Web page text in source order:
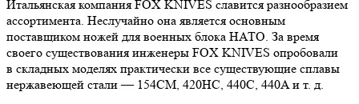
Итальянская компания FOX KNIVES славится разнообразием
ассортимента. Неслучайно она является основным
поставщиком ножей для военных блока НАТО. За время
своего существования инженеры FOX KNIVES опробовали
в складных моделях практически все существующие сплавы
нержавеющей стали — 154CM, 420HC, 440C, 440A и т. д.